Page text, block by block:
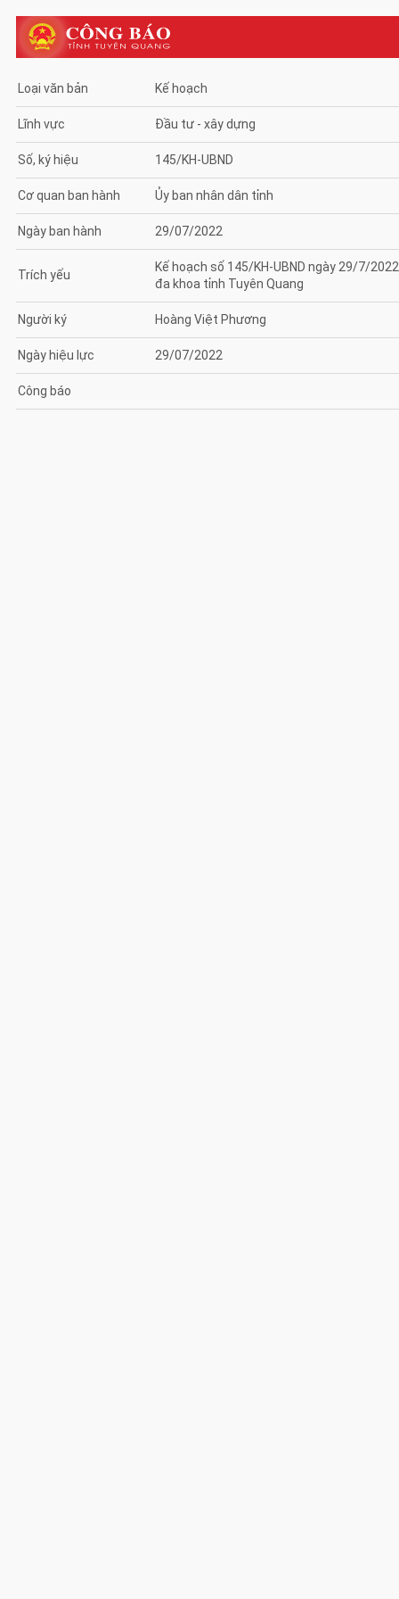
Loại văn bản Kế hoạch
Lĩnh vực Đầu tư - xây dựng
Số, ký hiệu 145/KH-UBND
Cơ quan ban hành Ủy ban nhân dân tỉnh
Ngày ban hành 29/07/2022
Trích yếu
Kế hoạch số 145/KH-UBND ngày 29/7/
đa khoa tỉnh Tuyên Quang
Người ký Hoàng Việt Phương
Ngày hiệu lực 29/07/2022
Công báo